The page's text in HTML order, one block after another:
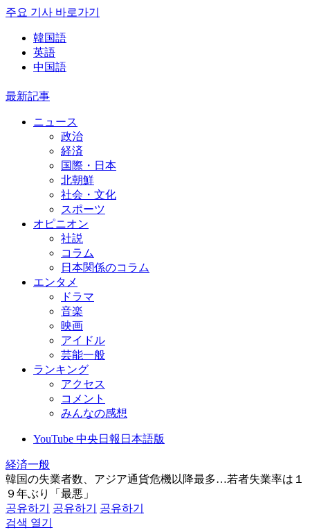
주요 기사 바로가기
韓国語
英語
中国語
最新記事
ニュース
政治
経済
国際・日本
北朝鮮
社会・文化
スポーツ
オピニオン
社説
コラム
日本関係のコラム
エンタメ
ドラマ
音楽
映画
アイドル
芸能一般
ランキング
アクセス
コメント
みんなの感想
YouTube 中央日報日本語版
経済一般
韓国の失業者数、アジア通貨危機以降最多…若者失業率は１
９年ぶり「最悪」
공유하기
공유하기
공유하기
검색 열기